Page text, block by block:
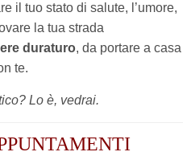
il tuo stato di salute, l’umore,
la tua strada
duraturo, da portare a casa
te.
Lo è, vedrai.